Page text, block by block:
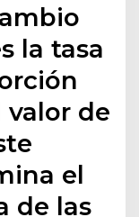
la tasa
de
el
de las